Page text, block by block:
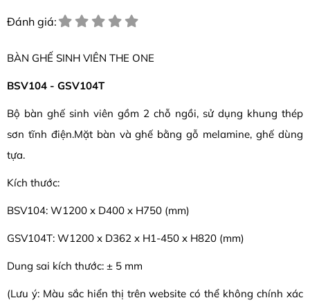
Đánh giá:
BÀN GHẾ SINH VIÊN THE ONE
BSV104 - GSV104T
Bộ bàn ghế sinh viên gồm 2 chỗ ngồi, sử dụng khung thép
sơn tĩnh điện.Mặt bàn và ghế bằng gỗ melamine, ghế dùng
tựa.
Kích thước:
BSV104: W1200 x D400 x H750 (mm)
GSV104T: W1200 x D362 x H1-450 x H820 (mm)
Dung sai kích thước: ± 5 mm
(Lưu ý: Màu sắc hiển thị trên website có thể không chính xác